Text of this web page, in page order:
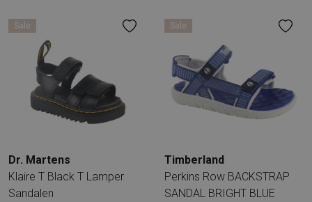
Sale
Dr. Martens
Klaire T Black T Lamper
Sandalen
Sale
Timberland
Perkins Row BACKSTRAP
SANDAL BRIGHT BLUE